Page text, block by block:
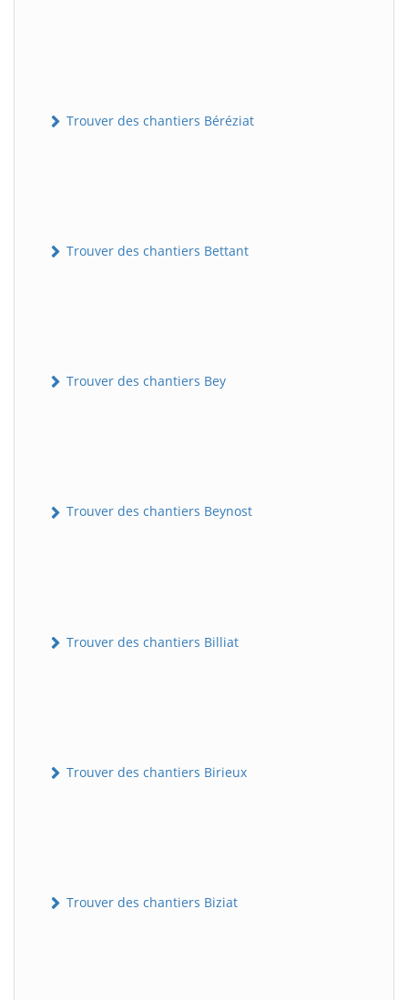
Trouver des chantiers Béréziat
Trouver des chantiers Bettant
Trouver des chantiers Bey
Trouver des chantiers Beynost
Trouver des chantiers Billiat
Trouver des chantiers Birieux
Trouver des chantiers Biziat